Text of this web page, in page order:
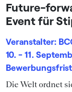
Future-
Event für
Veranstalter:
10. - 11.
Die Welt ordnet